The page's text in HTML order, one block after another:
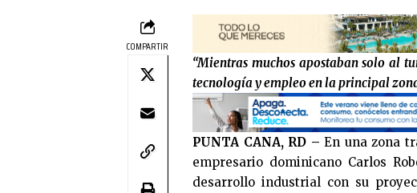
COMPARTIR
“Mientras muchos apostaban solo al
tecnología y empleo en la principal
PUNTA CANA, RD – En una zona
empresario dominicano Carlos
desarrollo industrial con su